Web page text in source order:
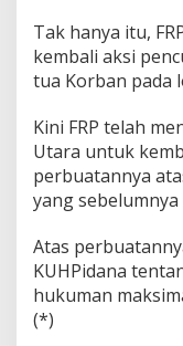
Tak hanya itu,
kembali aksi
tua Korban pada
Kini FRP telah
Utara untuk
perbuatannya
yang
Atas
KUHPidana
hukuman
(*)